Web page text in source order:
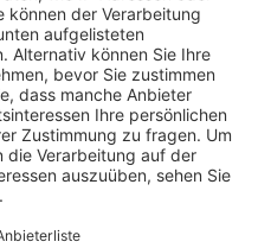
aus.
17:02
- Einschränkungen